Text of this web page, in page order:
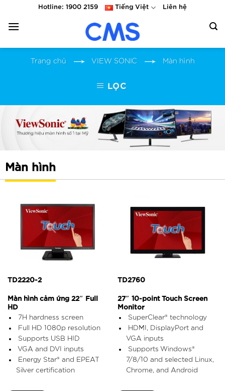
content
Hotline: 1900 2159 Tiếng Việt Liên hệ
Trang chủ VIEW SONIC Màn hình
LỌC
Màn hình
TD2220-2
Màn hình cảm ứng 22″ Full
HD
7H hardness screen
Full HD 1080p resolution
Supports USB HID
VGA and DVI inputs
Energy Star® and EPEAT
Silver certification
TD2760
27″ 10-point Touch Screen
Monitor
SuperClear® technology
HDMI, DisplayPort and
VGA inputs
Supports Windows®
7/8/10 and selected Linux,
Chrome, and Android